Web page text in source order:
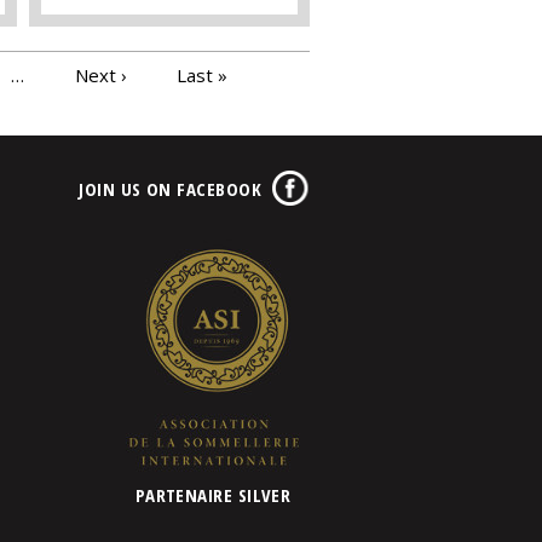
… Next › Last »
JOIN US ON FACEBOOK
PARTENAIRE SILVER